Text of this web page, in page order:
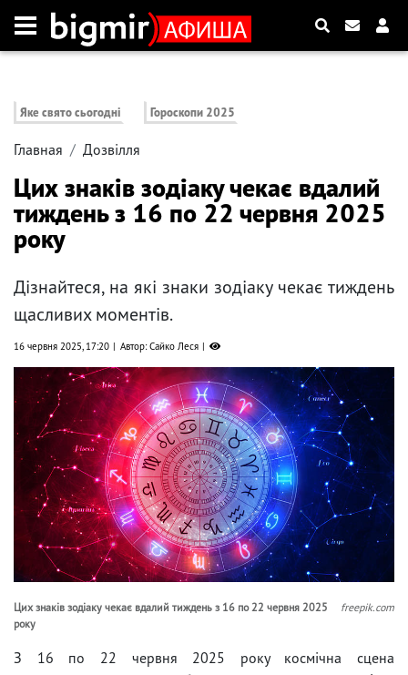
Яке свято сьогодні Гороскопи 2025
Главная Дозвілля
Цих знаків зодіаку чекає вдалий
тиждень з 16 по 22 червня 2025
року
Дізнайтеся, на які знаки зодіаку чекає тиждень
щасливих моментів.
16 червня 2025, 17:20 Автор: Сайко Леся
Цих знаків зодіаку чекає вдалий тиждень з 16 по 22 червня 2025
року
freepik.com
З 16 по 22 червня 2025 року космічна сцена